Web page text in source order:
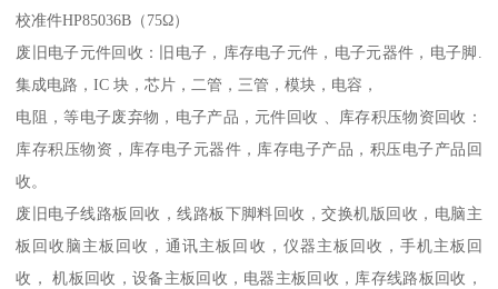
校准件HP85036B（75Ω）
废旧电子元件回收：旧电子，库存电子元件，电子元器件，电子脚.
集成电路，IC 块，芯片，二管，三管，模块，电容，
电阻，等电子废弃物，电子产品，元件回收 、库存积压物资回收：
库存积压物资，库存电子元器件，库存电子产品，积压电子产品回
收。
废旧电子线路板回收，线路板下脚料回收，交换机版回收，电脑主
板回收脑主板回收，通讯主板回收，仪器主板回收，手机主板回
收， 机板回收，设备主板回收，电器主板回收，库存线路板回收，